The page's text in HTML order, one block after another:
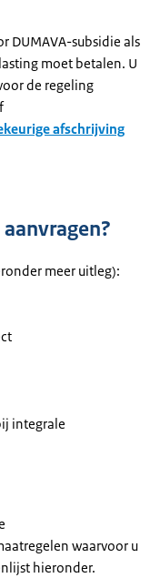
DUMAVA-subsidie als
moet betalen. U
de regeling
afschrijving
meer uitleg):
integrale
waarvoor u
hieronder.